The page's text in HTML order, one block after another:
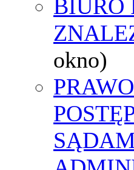
BIURO
okno)